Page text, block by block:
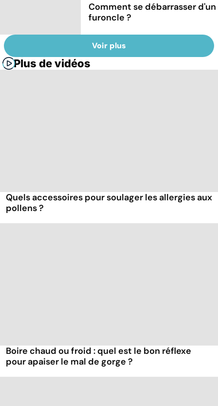
Comment se débarrasser d'un
furoncle ?
Voir plus
Plus de vidéos
Quels accessoires pour soulager les allergies aux
pollens ?
Boire chaud ou froid : quel est le bon réflexe
pour apaiser le mal de gorge ?